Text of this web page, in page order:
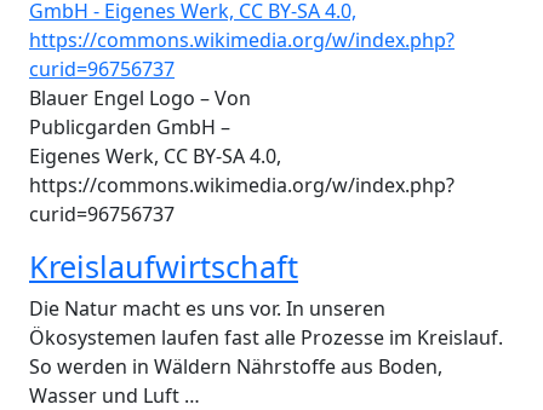
Blauer Engel Logo – Von
Publicgarden GmbH –
Eigenes Werk, CC BY-SA 4.0,
https://commons.wikimedia.org/w/index.php?
curid=96756737
Kreislaufwirtschaft
Die Natur macht es uns vor. In unseren
Ökosystemen laufen fast alle Prozesse im Kreislauf.
So werden in Wäldern Nährstoffe aus Boden,
Wasser und Luft …